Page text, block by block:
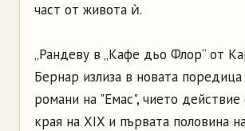
част от живота ѝ.
„Рандеву в „Кафе дьо Флор“ от
Бернар излиза в новата
романи на "Емас", чието действие
края на XIX и първата половина